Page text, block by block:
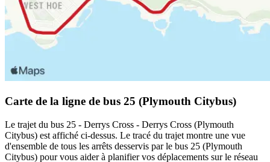
Carte de la ligne de bus 25 (Plymouth Citybus)
Le trajet du bus 25 - Derrys Cross - Derrys Cross (Plymouth
Citybus) est affiché ci-dessus. Le tracé du trajet montre une vue
d'ensemble de tous les arrêts desservis par le bus 25 (Plymouth
Citybus) pour vous aider à planifier vos déplacements sur le réseau